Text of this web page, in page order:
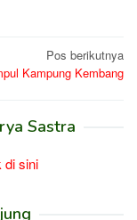
Pos berikutnya
Kampung Kembang
Sastra
di sini